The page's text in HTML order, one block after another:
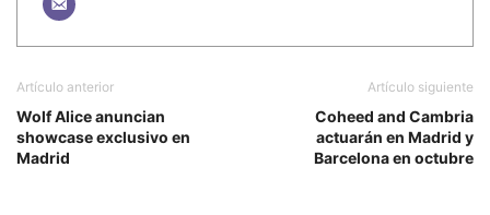
Artículo anterior
Wolf Alice anuncian
showcase exclusivo en
Madrid
Artículo siguiente
Coheed and Cambria
actuarán en Madrid y
Barcelona en octubre